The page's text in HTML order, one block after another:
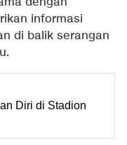
informasi
di balik serangan
Diri di Stadion